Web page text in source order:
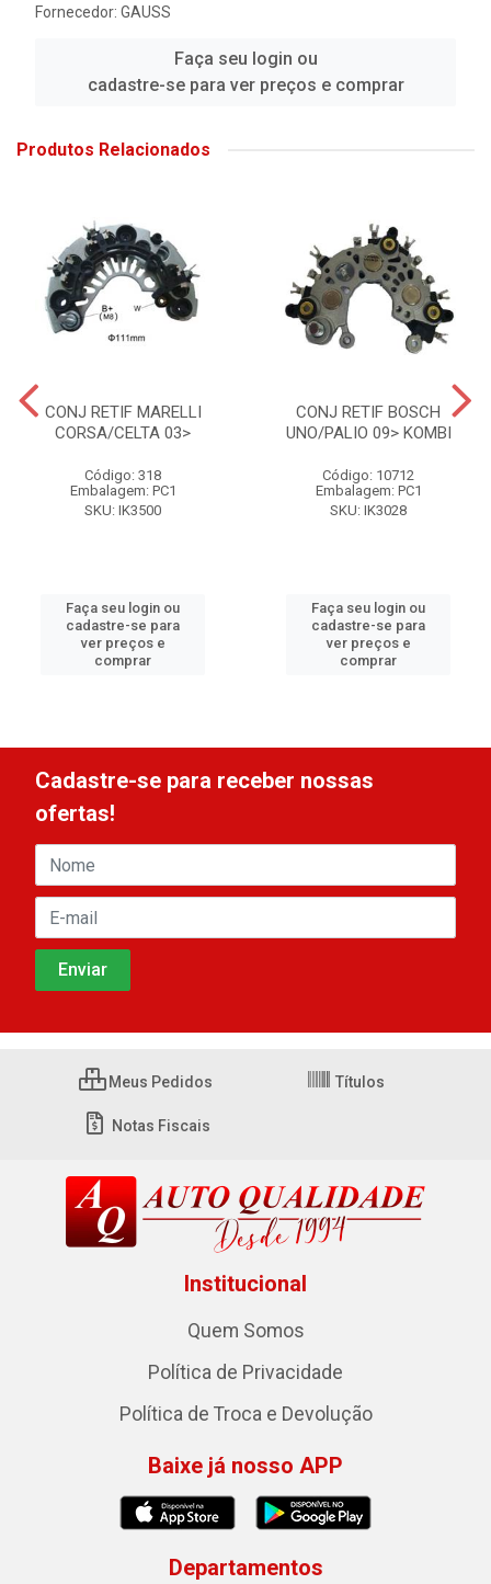
Fornecedor: GAUSS
Faça seu login ou
cadastre-se para ver preços e comprar
Produtos Relacionados
CONJ RETIF MARELLI
CORSA/CELTA 03>
Código: 318
Embalagem: PC1
SKU: IK3500
Faça seu login ou
cadastre-se para
ver preços e
comprar
CONJ RETIF BOSCH
UNO/PALIO 09> KOMBI
Código: 10712
Embalagem: PC1
SKU: IK3028
Faça seu login ou
cadastre-se para
ver preços e
comprar
Cadastre-se para receber nossas
ofertas!
Meus Pedidos Títulos
Notas Fiscais
Institucional
Quem Somos
Política de Privacidade
Política de Troca e Devolução
Baixe já nosso APP
Departamentos